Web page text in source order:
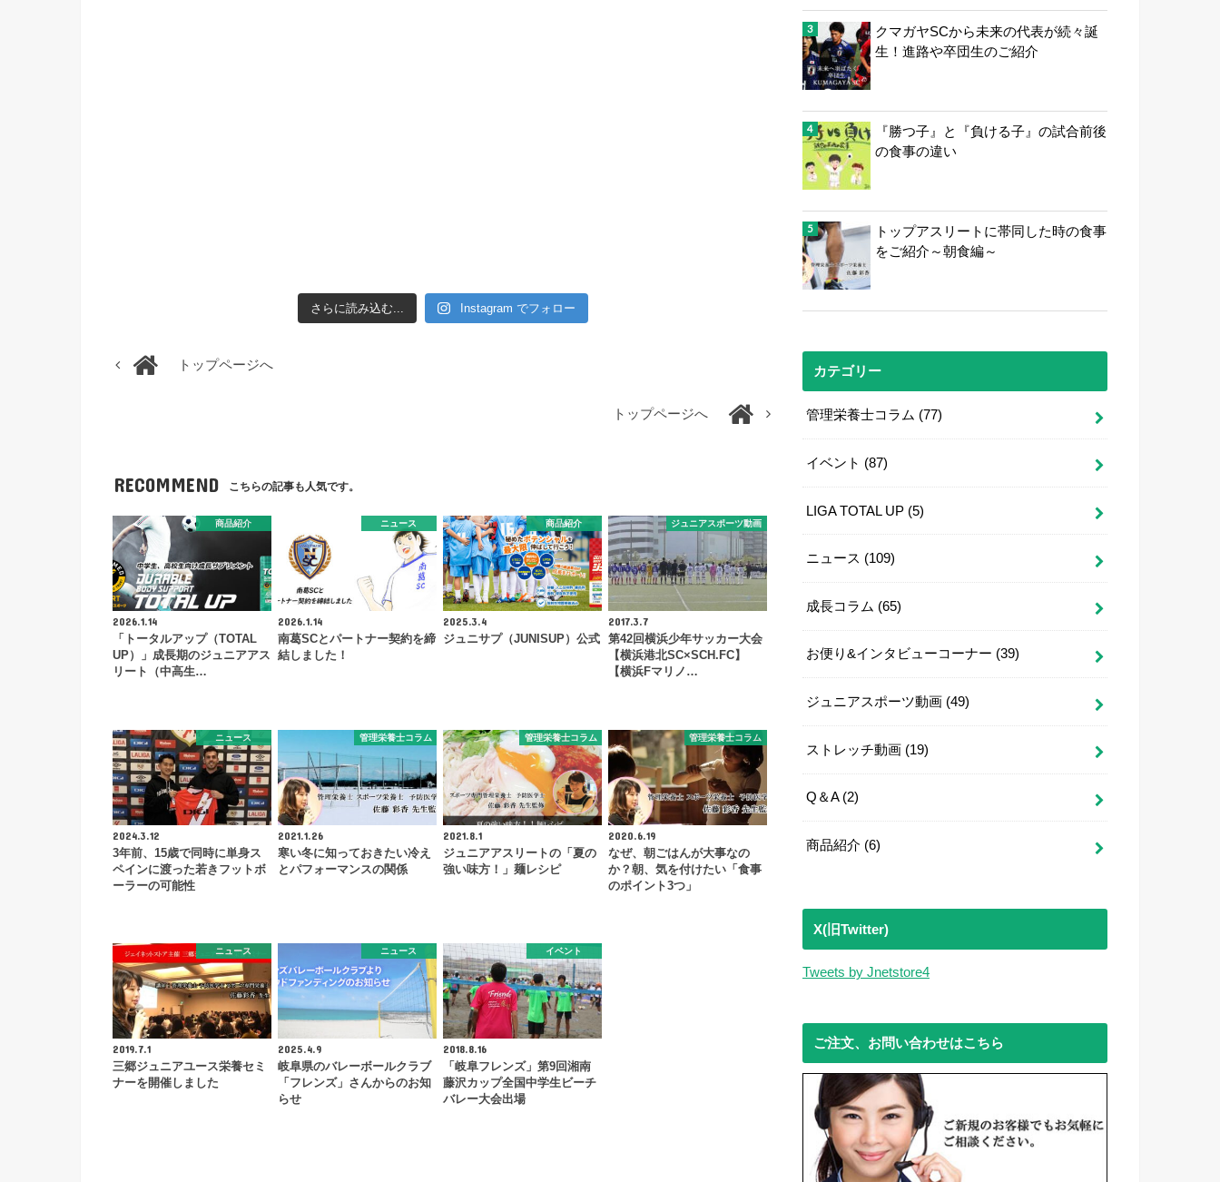
さらに読み込む... Instagram でフォロー
トップページへ
トップページへ
RECOMMEND こちらの記事も人気です。
商品紹介
2026.1.14
「トータルアップ（TOTAL
UP）」成長期のジュニアアス
リート（中高生…
ニュース
2026.1.14
南葛SCとパートナー契約を締
結しました！
商品紹介
2025.3.4
ジュニサプ（JUNISUP）公式
ジュニアスポーツ動画
2017.3.7
第42回横浜少年サッカー大会
【横浜港北SC×SCH.FC】
【横浜Fマリノ…
ニュース
2024.3.12
3年前、15歳で同時に単身ス
ペインに渡った若きフットボ
ーラーの可能性
管理栄養士コラム
2021.1.26
寒い冬に知っておきたい冷え
とパフォーマンスの関係
管理栄養士コラム
2021.8.1
ジュニアアスリートの「夏の
強い味方！」麺レシピ
管理栄養士コラム
2020.6.19
なぜ、朝ごはんが大事なの
か？朝、気を付けたい「食事
のポイント3つ」
ニュース
2019.7.1
三郷ジュニアユース栄養セミ
ナーを開催しました
ニュース
2025.4.9
岐阜県のバレーボールクラブ
「フレンズ」さんからのお知
らせ
イベント
2018.8.16
「岐阜フレンズ」第9回湘南
藤沢カップ全国中学生ビーチ
バレー大会出場
クマガヤSCから未来の代表が続々誕
生！進路や卒団生のご紹介
『勝つ子』と『負ける子』の試合前後
の食事の違い
トップアスリートに帯同した時の食事
をご紹介～朝食編～
カテゴリー
管理栄養士コラム (77)
イベント (87)
LIGA TOTAL UP (5)
ニュース (109)
成長コラム (65)
お便り&インタビューコーナー (39)
ジュニアスポーツ動画 (49)
ストレッチ動画 (19)
Q＆A (2)
商品紹介 (6)
X(旧Twitter)
Tweets by Jnetstore4
ご注文、お問い合わせはこちら